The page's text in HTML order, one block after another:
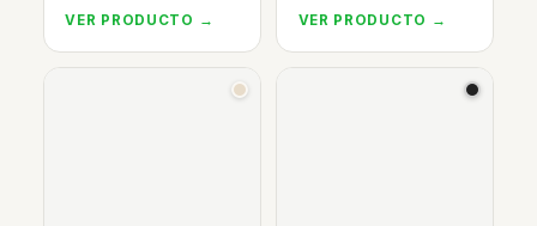
VER PRODUCTO → VER PRODUCTO →